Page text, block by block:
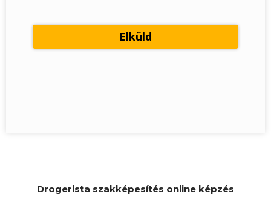
Drogerista szakképesítés online képzés